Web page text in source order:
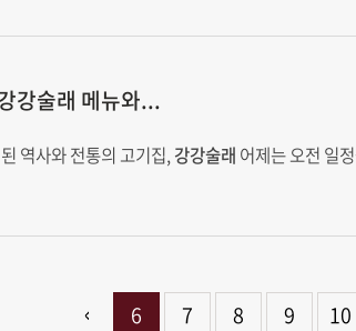
강술래 메뉴와...
역사와 전통의 고기집, 강강술래 어제는 오전 일
6 7 8 9 10